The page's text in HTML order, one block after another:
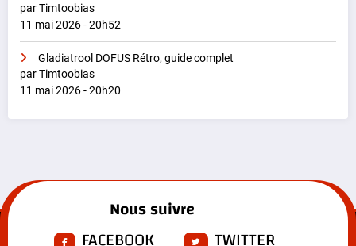
par Timtoobias
11 mai 2026 - 20h52
Gladiatrool DOFUS Rétro, guide complet
par Timtoobias
11 mai 2026 - 20h20
Nous suivre